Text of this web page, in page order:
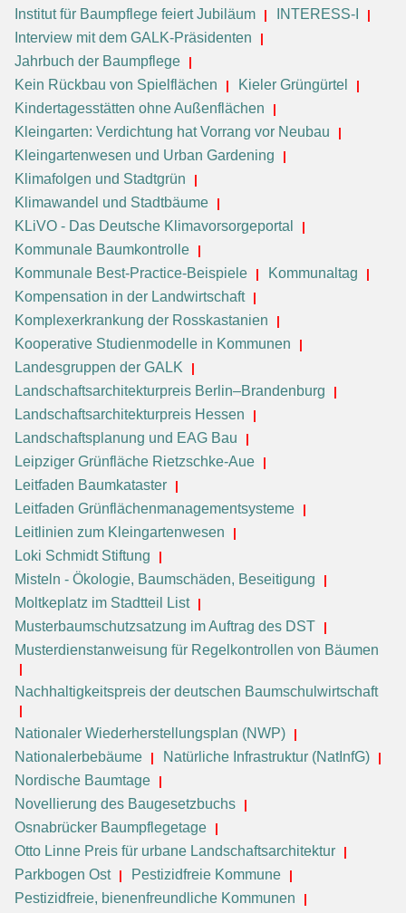
Institut für Baumpflege feiert Jubiläum
INTERESS-I
Interview mit dem GALK-Präsidenten
Jahrbuch der Baumpflege
Kein Rückbau von Spielflächen
Kieler Grüngürtel
Kindertagesstätten ohne Außenflächen
Kleingarten: Verdichtung hat Vorrang vor Neubau
Kleingartenwesen und Urban Gardening
Klimafolgen und Stadtgrün
Klimawandel und Stadtbäume
KLiVO - Das Deutsche Klimavorsorgeportal
Kommunale Baumkontrolle
Kommunale Best-Practice-Beispiele
Kommunaltag
Kompensation in der Landwirtschaft
Komplexerkrankung der Rosskastanien
Kooperative Studienmodelle in Kommunen
Landesgruppen der GALK
Landschaftsarchitekturpreis Berlin–Brandenburg
Landschaftsarchitekturpreis Hessen
Landschaftsplanung und EAG Bau
Leipziger Grünfläche Rietzschke-Aue
Leitfaden Baumkataster
Leitfaden Grünflächenmanagementsysteme
Leitlinien zum Kleingartenwesen
Loki Schmidt Stiftung
Misteln - Ökologie, Baumschäden, Beseitigung
Moltkeplatz im Stadtteil List
Musterbaumschutzsatzung im Auftrag des DST
Musterdienstanweisung für Regelkontrollen von Bäumen
Nachhaltigkeitspreis der deutschen Baumschulwirtschaft
Nationaler Wiederherstellungsplan (NWP)
Nationalerbebäume
Natürliche Infrastruktur (NatInfG)
Nordische Baumtage
Novellierung des Baugesetzbuchs
Osnabrücker Baumpflegetage
Otto Linne Preis für urbane Landschaftsarchitektur
Parkbogen Ost
Pestizidfreie Kommune
Pestizidfreie, bienenfreundliche Kommunen